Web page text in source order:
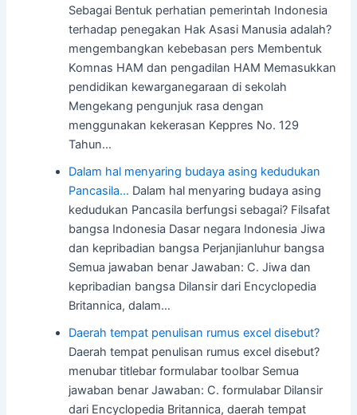
Sebagai Bentuk perhatian pemerintah Indonesia
terhadap penegakan Hak Asasi Manusia adalah?
mengembangkan kebebasan pers Membentuk
Komnas HAM dan pengadilan HAM Memasukkan
pendidikan kewarganegaraan di sekolah
Mengekang pengunjuk rasa dengan
menggunakan kekerasan Keppres No. 129
Tahun…
Dalam hal menyaring budaya asing kedudukan
Pancasila… Dalam hal menyaring budaya asing
kedudukan Pancasila berfungsi sebagai? Filsafat
bangsa Indonesia Dasar negara Indonesia Jiwa
dan kepribadian bangsa Perjanjianluhur bangsa
Semua jawaban benar Jawaban: C. Jiwa dan
kepribadian bangsa Dilansir dari Encyclopedia
Britannica, dalam…
Daerah tempat penulisan rumus excel disebut?
Daerah tempat penulisan rumus excel disebut?
menubar titlebar formulabar toolbar Semua
jawaban benar Jawaban: C. formulabar Dilansir
dari Encyclopedia Britannica, daerah tempat